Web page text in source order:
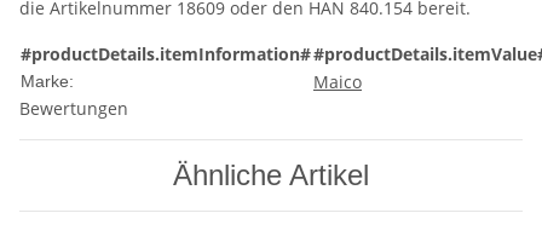
die Artikelnummer 18609 oder den HAN 840.154 bereit.
#productDetails.itemInformation#
Marke:
Maico
Bewertungen
Ähnliche Artikel